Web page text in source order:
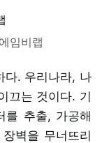
임비랩
다. 우리나라, 나
끄는 것이다. 기
를 추출, 가공해
벽을 무너뜨리